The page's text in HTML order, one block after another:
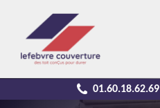
01.60.18.62.69